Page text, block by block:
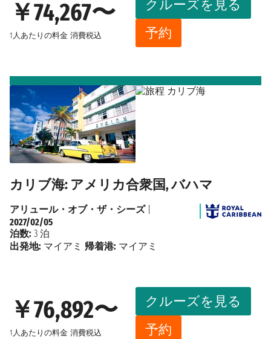
￥74,267〜
1人あたりの料金 消費税込
クルーズを見る
予約
カリブ海: アメリカ合衆国, バハマ
￥76,892〜
1人あたりの料金 消費税込
クルーズを見る
予約
アリュール・オブ・ザ・シーズ|
2027/02/05
泊数: 3 泊
出発地: マイアミ 帰着港: マイアミ